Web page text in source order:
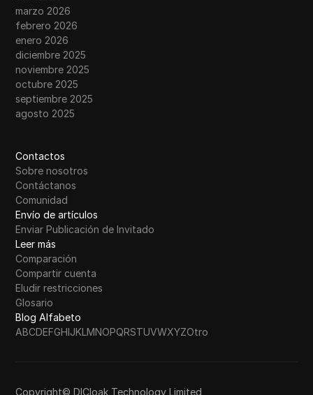
marzo 2026
febrero 2026
enero 2026
diciembre 2025
noviembre 2025
octubre 2025
septiembre 2025
agosto 2025
Contactos
Sobre nosotros
Contáctanos
Comunidad
Envío de artículos
Enviar Publicación de Invitado
Leer más
Comparación
Compartir cuenta
Eludir restricciones
Glosario
Blog Alfabeto
ABCDEFGHIJKLMNOPQRSTUVWXYZOtro
Copyright© DICloak Technology Limited